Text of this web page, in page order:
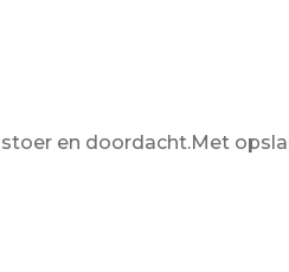
en doordacht.Met